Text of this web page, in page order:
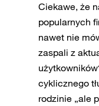
Ciekawe, że
popularnych
nawet nie
zaspali z
cyklicznego
rodzinie „ale